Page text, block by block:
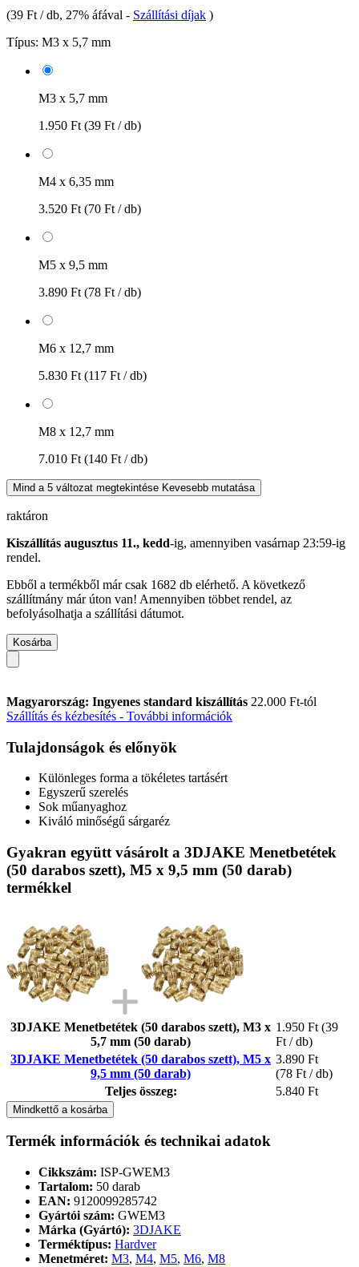
(39 Ft / db, 27% áfával - Szállítási díjak )
Típus: M3 x 5,7 mm
M3 x 5,7 mm
1.950 Ft (39 Ft / db)
M4 x 6,35 mm
3.520 Ft (70 Ft / db)
M5 x 9,5 mm
3.890 Ft (78 Ft / db)
M6 x 12,7 mm
5.830 Ft (117 Ft / db)
M8 x 12,7 mm
7.010 Ft (140 Ft / db)
Mind a 5 változat megtekintése Kevesebb mutatása
raktáron
Kiszállítás augusztus 11., kedd-ig, amennyiben vasárnap 23:59-ig
rendel.
Ebből a termékből már csak 1682 db elérhető. A következő
szállítmány már úton van! Amennyiben többet rendel, az
befolyásolhatja a szállítási dátumot.
Kosárba
Magyarország: Ingyenes standard kiszállítás 22.000 Ft-tól
Szállítás és kézbesítés - További információk
Tulajdonságok és előnyök
Különleges forma a tökéletes tartásért
Egyszerű szerelés
Sok műanyaghoz
Kiváló minőségű sárgaréz
Gyakran együtt vásárolt a 3DJAKE Menetbetétek
(50 darabos szett), M5 x 9,5 mm (50 darab)
termékkel
3DJAKE Menetbetétek (50 darabos szett), M3 x
5,7 mm (50 darab)
1.950 Ft (39
Ft / db)
3DJAKE Menetbetétek (50 darabos szett), M5 x
9,5 mm (50 darab)
3.890 Ft
(78 Ft / db)
Teljes összeg:
5.840 Ft
Mindkettő a kosárba
Termék információk és technikai adatok
Cikkszám: ISP-GWEM3
Tartalom: 50 darab
EAN: 9120099285742
Gyártói szám: GWEM3
Márka (Gyártó): 3DJAKE
Terméktípus: Hardver
Menetméret: M3, M4, M5, M6, M8